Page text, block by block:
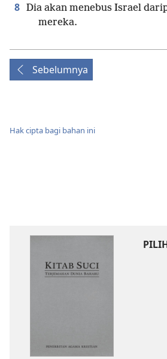
8 Dia akan menebus Israel
mereka.
Sebelumnya
Hak cipta bagi bahan ini